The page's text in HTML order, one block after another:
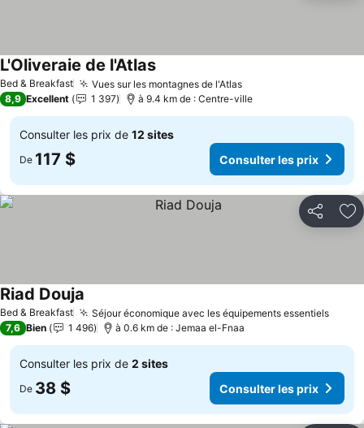
Bed & Breakfast Vues sur les montagnes de l'Atlas
L'Oliveraie de l'Atlas
8,9 Excellent 1 397 à 9.4 km de : Centre-ville
Consulter les prix de 12 sites
De 117 $ Consulter les prix
Partager
Bed & Breakfast Séjour économique avec les équipements essentiels
Riad Douja
7,6 Bien 1 496 à 0.6 km de : Jemaa el-Fnaa
Consulter les prix de 2 sites
De 38 $ Consulter les prix